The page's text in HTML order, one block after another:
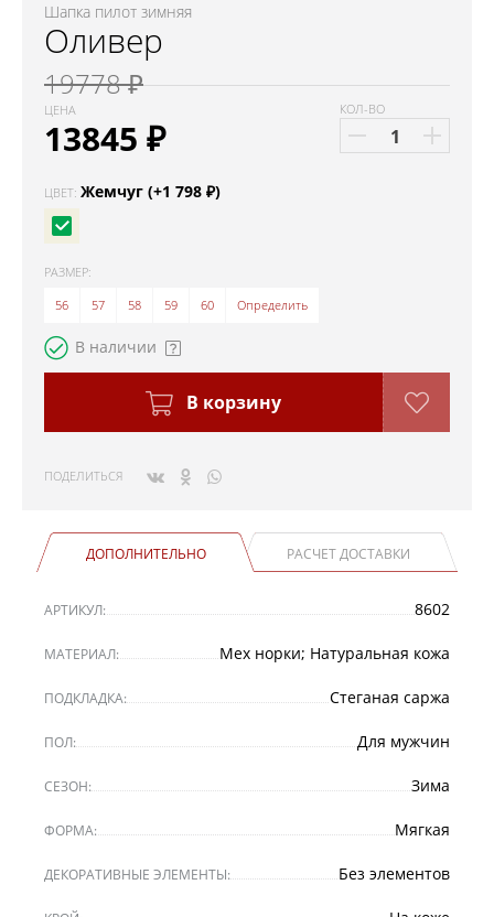
Шапка пилот зимняя
Оливер
19778 ₽
ЦЕНА
13845 ₽
КОЛ-ВО
ЦВЕТ: Жемчуг (+1 798 ₽)
РАЗМЕР:
56
57 58 59 60 Определить
В наличии
В корзину
ПОДЕЛИТЬСЯ
ДОПОЛНИТЕЛЬНО РАСЧЕТ ДОСТАВКИ
АРТИКУЛ: 8602
МАТЕРИАЛ: Мех норки; Натуральная кожа
ПОДКЛАДКА: Стеганая саржа
ПОЛ: Для мужчин
СЕЗОН: Зима
ФОРМА: Мягкая
ДЕКОРАТИВНЫЕ ЭЛЕМЕНТЫ: Без элементов